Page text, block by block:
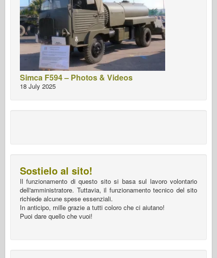
Simca F594 – Photos & Videos
18 July 2025
Sostielo al sito!
Il funzionamento di questo sito si basa sul lavoro volontario
dell'amministratore. Tuttavia, il funzionamento tecnico del sito
richiede alcune spese essenziali.
In anticipo, mille grazie a tutti coloro che ci aiutano!
Puoi dare quello che vuoi!